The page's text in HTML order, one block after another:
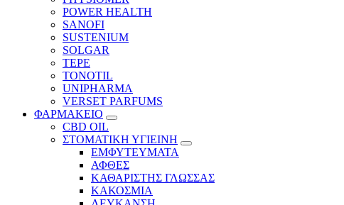
POWER HEALTH
SANOFI
SUSTENIUM
SOLGAR
TEPE
TONOTIL
UNIPHARMA
VERSET PARFUMS
ΦΑΡΜΑΚΕΙΟ
CBD OIL
ΣΤΟΜΑΤΙΚΗ ΥΓΙΕΙΝΗ
ΕΜΦΥΤΕΥΜΑΤΑ
ΑΦΘΕΣ
ΚΑΘΑΡΙΣΤΗΣ ΓΛΩΣΣΑΣ
ΚΑΚΟΣΜΙΑ